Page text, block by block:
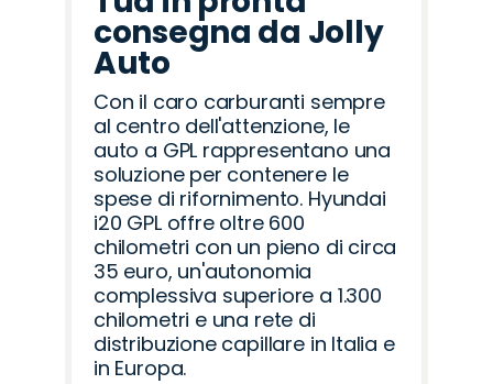
consegna da Jolly
Auto
Con il caro carburanti sempre
al centro dell'attenzione, le
auto a GPL rappresentano una
soluzione per contenere le
spese di rifornimento. Hyundai
i20 GPL offre oltre 600
chilometri con un pieno di circa
35 euro, un'autonomia
complessiva superiore a 1.300
chilometri e una rete di
distribuzione capillare in Italia e
in Europa.